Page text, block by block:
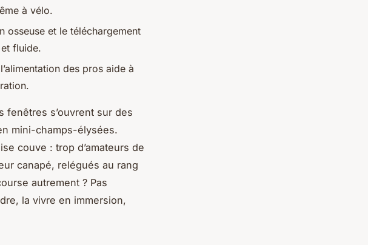
à vélo.
osseuse et le téléchargement
fluide.
des pros aide à
fenêtres s’ouvrent sur des
mini-champs-élysées.
couve : trop d’amateurs de
canapé, relégués au rang
autrement ? Pas
la vivre en immersion,